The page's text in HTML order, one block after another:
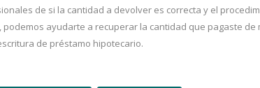
de si la cantidad a devolver es correcta y el
podemos ayudarte a recuperar la cantidad que pagaste de
de préstamo hipotecario.